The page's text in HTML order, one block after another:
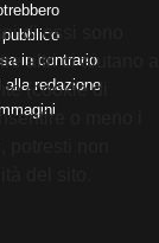
in contrario
redazione
di essi sono
altri ci aiutano a
(cookie di
o meno i
non